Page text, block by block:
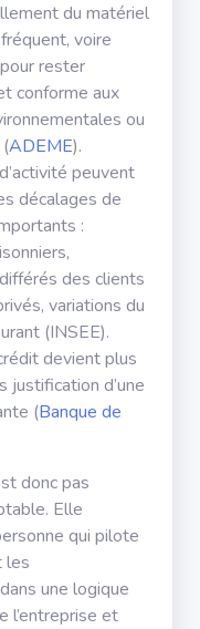
du matériel
voire
rester
conforme aux
ou
ADEME).
peuvent
décalages de
:
des clients
variations du
(INSEE).
devient plus
justification d’une
(Banque de
donc pas
Elle
qui pilote
les
une logique
l’entreprise et